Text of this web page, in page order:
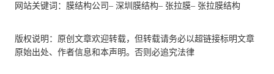
网站关键词： 膜结构公司– 深圳膜结构– 张拉膜– 张拉膜结构
版权说明：原创文章欢迎转载，但转载请务必以超链接标明文章
原始出处、作者信息和本声明。否则必追究法律